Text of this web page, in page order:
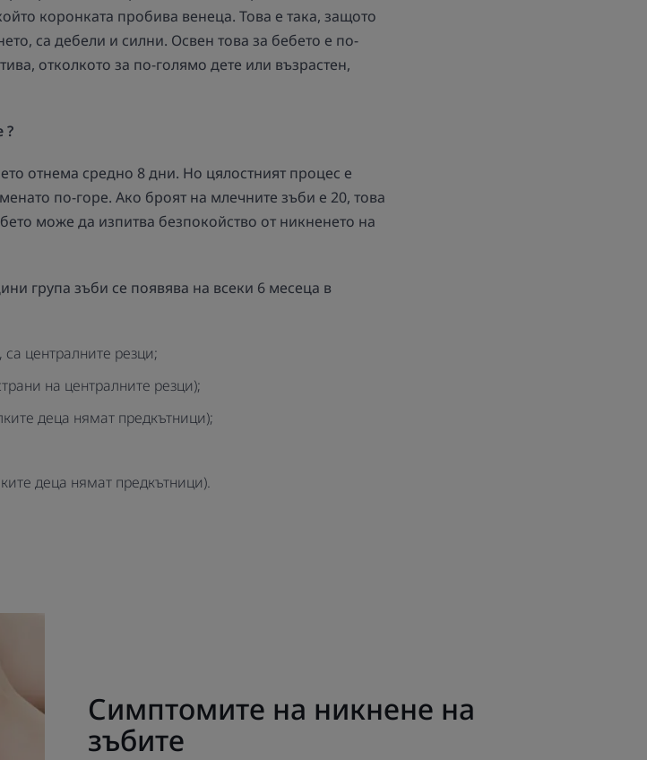
коронката пробива венеца. Това е така, защото
са дебели и силни. Освен това за бебето е по-
отколкото за по-голямо дете или възрастен,
?
отнема средно 8 дни. Но цялостният процес е
по-горе. Ако броят на млечните зъби е 20, това
може да изпитва безпокойство от никненето на
група зъби се появява на всеки 6 месеца в
централните резци;
на централните резци);
деца нямат предкътници);
деца нямат предкътници).
Симптомите на никнене на
зъбите